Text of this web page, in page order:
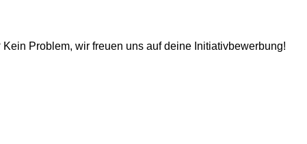
Problem, wir freuen uns auf deine Initiativbewerbung!